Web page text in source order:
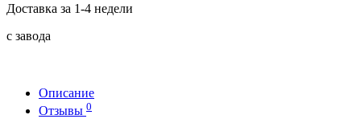
Доставка за 1-4 недели
с завода
Описание
Отзывы 0